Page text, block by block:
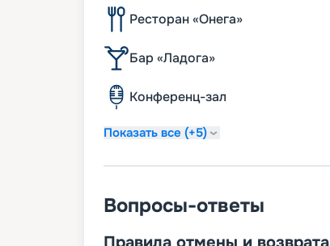
Ресторан «Онега»
Бар «Ладога»
Конференц-зал
Показать все (+5)
Вопросы-ответы